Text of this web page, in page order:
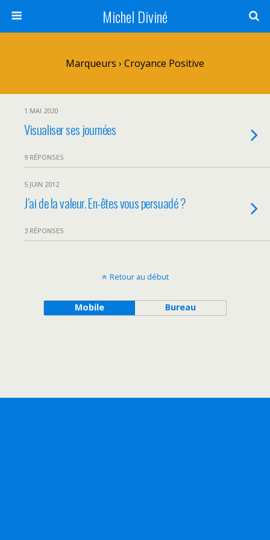
Michel Diviné
Marqueurs › Croyance Positive
1 MAI 2020
Visualiser ses journées
9 RÉPONSES
5 JUIN 2012
J’ai de la valeur. En-êtes vous persuadé ?
3 RÉPONSES
Retour au début
Mobile Bureau